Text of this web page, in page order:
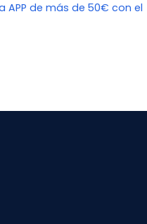
APP de más de 50€ con el